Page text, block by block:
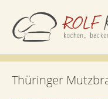
Thüringer